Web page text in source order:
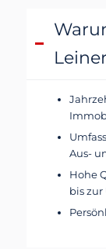
Aus-
Hohe
bis